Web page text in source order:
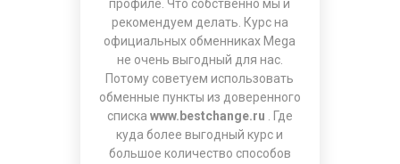
профиле. Что собственно мы и
рекомендуем делать. Курс на
официальных обменниках Mega
не очень выгодный для нас.
Потому советуем использовать
обменные пункты из доверенного
списка www.bestchange.ru . Где
куда более выгодный курс и
большое количество способов